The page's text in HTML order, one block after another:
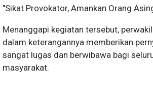
"Sikat Provokator, Amankan Orang
Menanggapi kegiatan tersebut,
dalam keterangannya memberikan
sangat lugas dan berwibawa bagi
masyarakat.